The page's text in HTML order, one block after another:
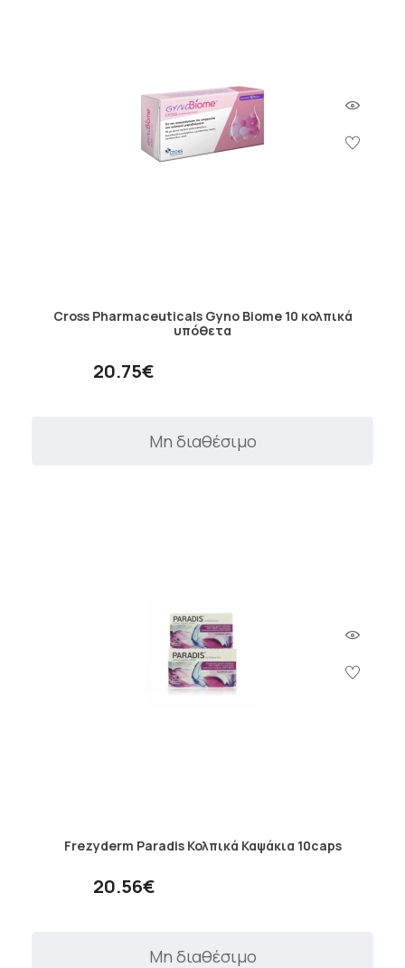
Cross Pharmaceuticals Gyno Biome 10 κολπικά
υπόθετα
20.75€
Μη διαθέσιμο
Frezyderm Paradis Κολπικά Καψάκια 10caps
20.56€
Μη διαθέσιμο